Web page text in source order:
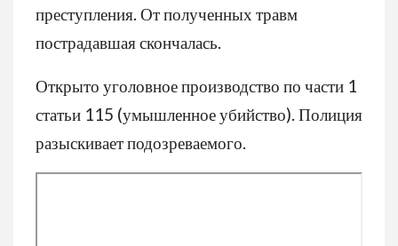
преступления. От полученных травм
пострадавшая скончалась.
Открыто уголовное производство по части 1
статьи 115 (умышленное убийство). Полиция
разыскивает подозреваемого.